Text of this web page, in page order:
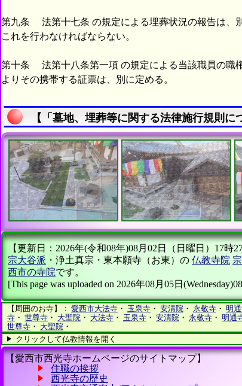
第九条 法第十七条 の規定による埋葬状況の報告は、
これを行わなければならない。
第十条 法第十八条第一項 の規定による当該職員の職
よりその携帯する証票は、別に定める。
【更新日：2026年(令和08年)08月02日（日曜日）
宗大谷派 ・浄土真宗・東本願寺（お東）の 仏教寺院
西市の寺院です。
[This page was uploaded on 2026年08月05日
【周囲のお寺】： 愛西市大法寺 ・ 玉泉寺 ・ 安清院 ・ 永敬寺 ・ 明
寺 ・ 世尊寺 ・ 大聖院 ・ 大法寺 ・ 玉泉寺 ・ 安清院 ・ 永敬寺 ・ 明通
世尊寺 ・ 大聖院 ・
クリックして仏教情報を開く
【愛西市西光寺ホームページのサイトマップ】
住職の挨拶
西光寺の歴史